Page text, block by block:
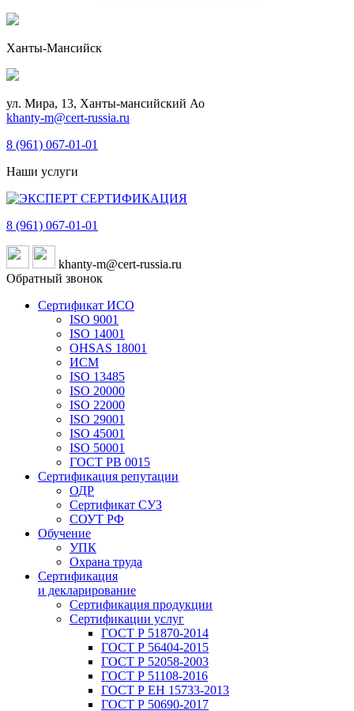
Ханты-Мансийск
ул. Мира, 13, Ханты-мансийский Ао
khanty-m@cert-russia.ru
8 (961) 067-01-01
Наши услуги
8 (961) 067-01-01
khanty-m@cert-russia.ru
Обратный звонок
Сертификат ИСО
ISO 9001
ISO 14001
OHSAS 18001
ИСМ
ISO 13485
ISO 20000
ISO 22000
ISO 29001
ISO 45001
ISO 50001
ГОСТ РВ 0015
Сертификация репутации
ОДР
Сертификат СУЗ
СОУТ РФ
Обучение
УПК
Охрана труда
Сертификация
и декларирование
Сертификация продукции
Сертификации услуг
ГОСТ Р 51870-2014
ГОСТ Р 56404-2015
ГОСТ Р 52058-2003
ГОСТ Р 51108-2016
ГОСТ Р ЕН 15733-2013
ГОСТ Р 50690-2017